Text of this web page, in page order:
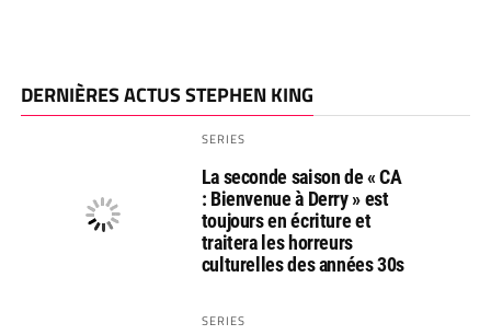
DERNIÈRES ACTUS STEPHEN KING
SERIES
La seconde saison de « CA
: Bienvenue à Derry » est
toujours en écriture et
traitera les horreurs
culturelles des années 30s
SERIES